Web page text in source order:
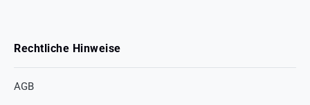
Rechtliche Hinweise
AGB